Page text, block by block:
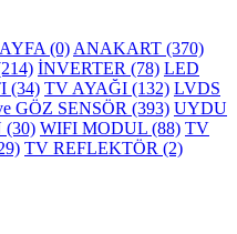
(0) ANAKART (370)
İNVERTER (78) LED
(34) TV AYAĞI (132) LVDS
GÖZ SENSÖR (393) UYDU
(30) WIFI MODUL (88) TV
TV REFLEKTÖR (2)